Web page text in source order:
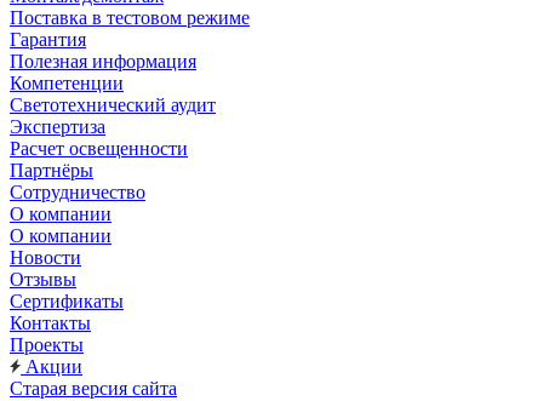
Поставка в тестовом режиме
Гарантия
Полезная информация
Компетенции
Светотехнический аудит
Экспертиза
Расчет освещенности
Партнёры
Cотрудничество
О компании
О компании
Новости
Отзывы
Сертификаты
Контакты
Проекты
Акции
Старая версия сайта